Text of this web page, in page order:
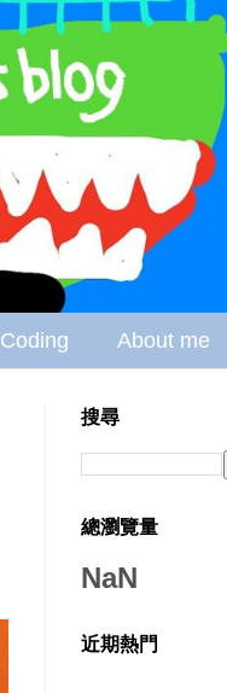
Coding About me
搜尋
總瀏覽量
NaN
近期熱門